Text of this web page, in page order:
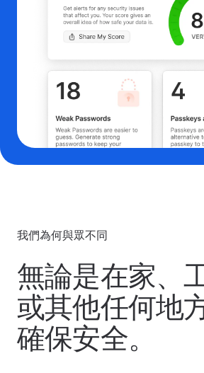
我們為何與眾不同
無論是在家、
或其他任何地
確保安全。